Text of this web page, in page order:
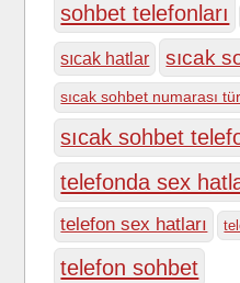
sohbet telefonları
sıcak hatlar sıcak
sıcak sohbet numarası
sıcak sohbet
telefonda sex
telefon sex hatları
telefon sohbet